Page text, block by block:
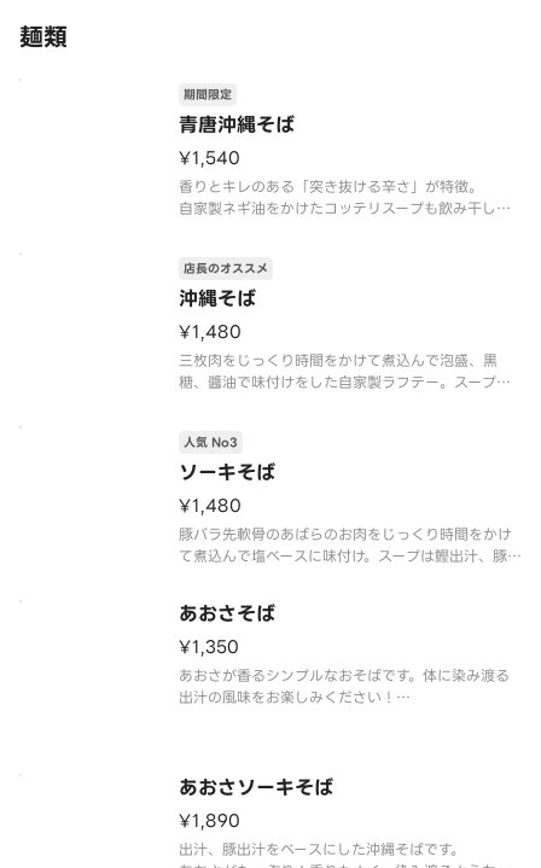
麺類
青唐沖縄そば
期間限定
¥1,540
香りとキレのある「突き抜ける辛さ」が特徴。
自家製ネギ油をかけたコッテリスープも飲み干した
沖縄そば
店長のオススメ
¥1,480
三枚肉をじっくり時間をかけて煮込んで泡盛、黒
糖、醬油で味付けをした自家製ラフテー。スープは
お手元に届いた際に、冷めている場合につきまして
は、ご自宅で温めなおしてからお召し
ソーキそば
人気 No3
¥1,480
豚バラ先軟骨のあばらのお肉をじっくり時間をかけ
て煮込んで塩ベースに味付け。スープは鰹出汁、豚
麺を分けた状態での提供になっております。お客様
のお手元に届いた際に、冷めている場合につきまし
ては、ご自宅で温めなおしてから
あおさそば
¥1,350
あおさが香るシンプルなおそばです。体に染み渡る
出汁の風味をお楽しみください！
い。
あおさソーキそば
¥1,890
出汁、豚出汁をベースにした沖縄そばです。